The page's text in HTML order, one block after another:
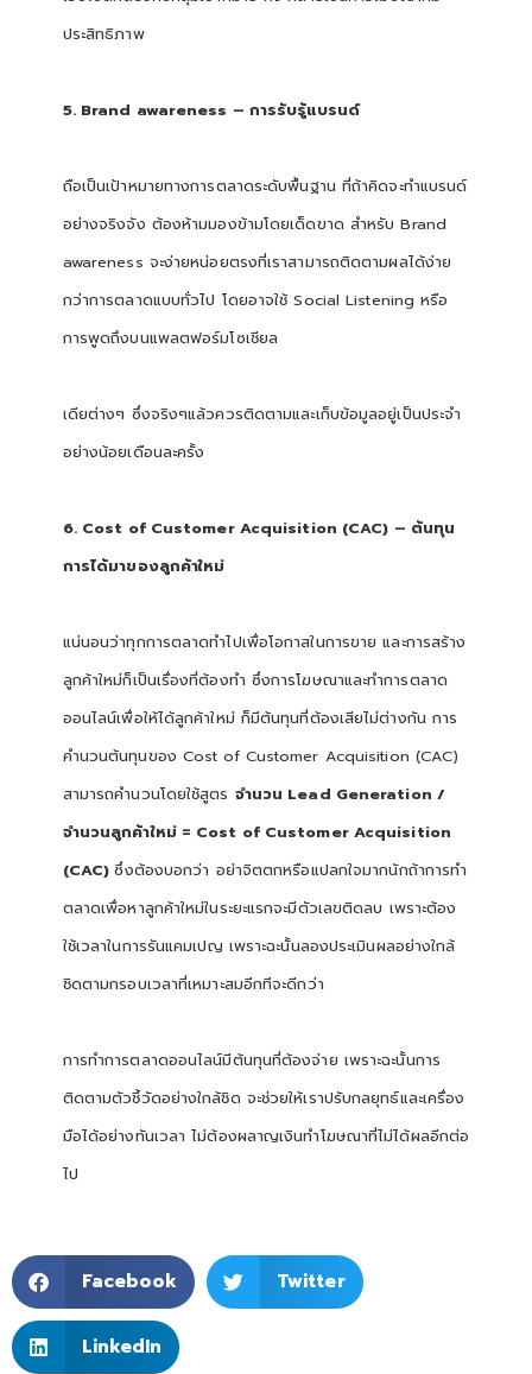
ประสิทธิภาพ
5. Brand awareness – การรับรู้แบรนด์
ถือเป็นเป้าหมายทางการตลาดระดับพื้นฐาน ที่ถ้าคิดจะทำแบรนด์
อย่างจริงจัง ต้องห้ามมองข้ามโดยเด็ดขาด สำหรับ Brand
awareness จะง่ายหน่อยตรงที่เราสามารถติดตามผลได้ง่าย
กว่าการตลาดแบบทั่วไป โดยอาจใช้ Social Listening หรือ
การพูดถึงบนแพลตฟอร์มโซเชียล
เดียต่างๆ ซึ่งจริงๆแล้วควรติดตามและเก็บข้อมูลอยู่เป็นประจำ
อย่างน้อยเดือนละครั้ง
6. Cost of Customer Acquisition (CAC) – ต้นทุน
การได้มาของลูกค้าใหม่
แน่นอนว่าทุกการตลาดทำไปเพื่อโอกาสในการขาย และการสร้าง
ลูกค้าใหม่ก็เป็นเรื่องที่ต้องทำ ซึ่งการโฆษณาและทำการตลาด
ออนไลน์เพื่อให้ได้ลูกค้าใหม่ ก็มีต้นทุนที่ต้องเสียไม่ต่างกัน การ
คำนวนต้นทุนของ Cost of Customer Acquisition (CAC)
สามารถคำนวนโดยใช้สูตร จำนวน Lead Generation /
จำนวนลูกค้าใหม่ = Cost of Customer Acquisition
(CAC)ซึ่งต้องบอกว่า อย่าจิตตกหรือแปลกใจมากนักถ้าการทำ
ตลาดเพื่อหาลูกค้าใหม่ในระยะแรกจะมีตัวเลขติดลบ เพราะต้อง
ใช้เวลาในการรันแคมเปญ เพราะฉะนั้นลองประเมินผลอย่างใกล้
ชิดตามกรอบเวลาที่เหมาะสมอีกทีจะดีกว่า
การทำการตลาดออนไลน์มีต้นทุนที่ต้องจ่าย เพราะฉะนั้นการ
ติดตามตัวชี้วัดอย่างใกล้ชิด จะช่วยให้เราปรับกลยุทธ์และเครื่อง
มือได้อย่างทันเวลา ไม่ต้องผลาญเงินทำโฆษณาที่ไม่ได้ผลอีกต่อ
ไป
Facebook Twitter
LinkedIn